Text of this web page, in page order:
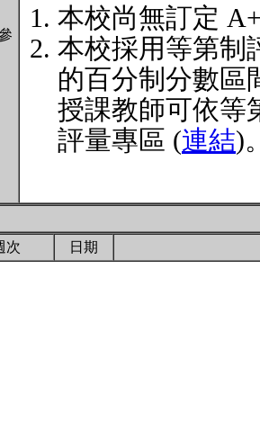
本校尚無訂定
本校採用等第制
的百分制分數區
授課教師可依等
評量專區 (連結)
次 日期